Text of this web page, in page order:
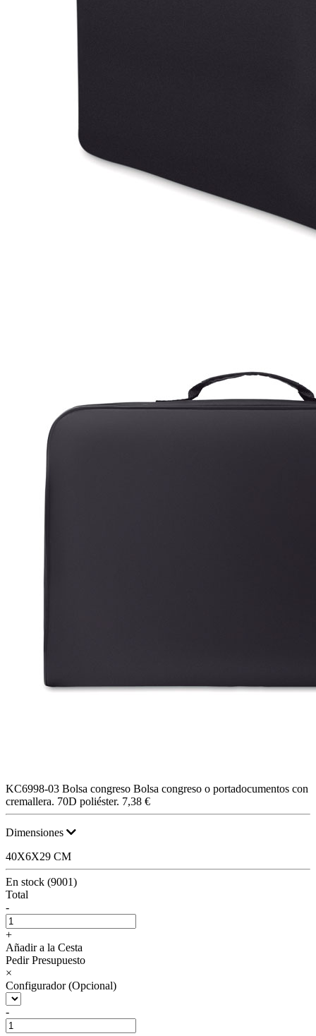
KC6998-03 Bolsa congreso Bolsa congreso o portadocumentos con
cremallera. 70D poliéster. 7,38 €
Dimensiones
40X6X29 CM
En stock (9001)
Total
-
+
Añadir a la Cesta
Pedir Presupuesto
×
Configurador (Opcional)
-